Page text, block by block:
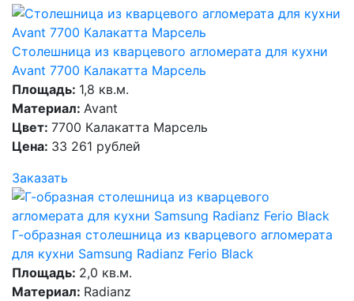
Столешница из кварцевого агломерата для кухни
Avant 7700 Калакатта Марсель
Площадь: 1,8 кв.м.
Материал: Avant
Цвет: 7700 Калакатта Марсель
Цена: 33 261 рублей
Заказать
Г-образная столешница из кварцевого агломерата
для кухни Samsung Radianz Ferio Black
Площадь: 2,0 кв.м.
Материал: Radianz